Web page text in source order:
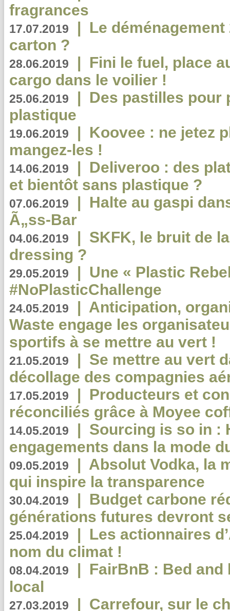
fragrances
17.07.2019 | Le
carton ?
28.06.2019 | Fini le fuel, place
cargo dans le voilier !
25.06.2019 | Des pastilles pour
plastique
19.06.2019 | Koovee : ne jetez
mangez-les !
14.06.2019 | Deliveroo : des
et bientôt sans plastique ?
07.06.2019 | Halte au gaspi
Ã„ss-Bar
04.06.2019 | SKFK, le bruit de
dressing ?
29.05.2019 | Une « Plastic
#NoPlasticChallenge
24.05.2019 | Anticipation,
Waste engage les
sportifs à se mettre au vert !
21.05.2019 | Se mettre au vert
décollage des compagnies
17.05.2019 | Producteurs et
réconciliés grâce à Moyee
14.05.2019 | Sourcing is so in :
engagements dans la mode
09.05.2019 | Absolut Vodka, la
qui inspire la transparence
30.04.2019 | Budget carbone
générations futures devront
25.04.2019 | Les actionnaires
nom du climat !
08.04.2019 | FairBnB : Bed
local
27.03.2019 | Carrefour, sur le